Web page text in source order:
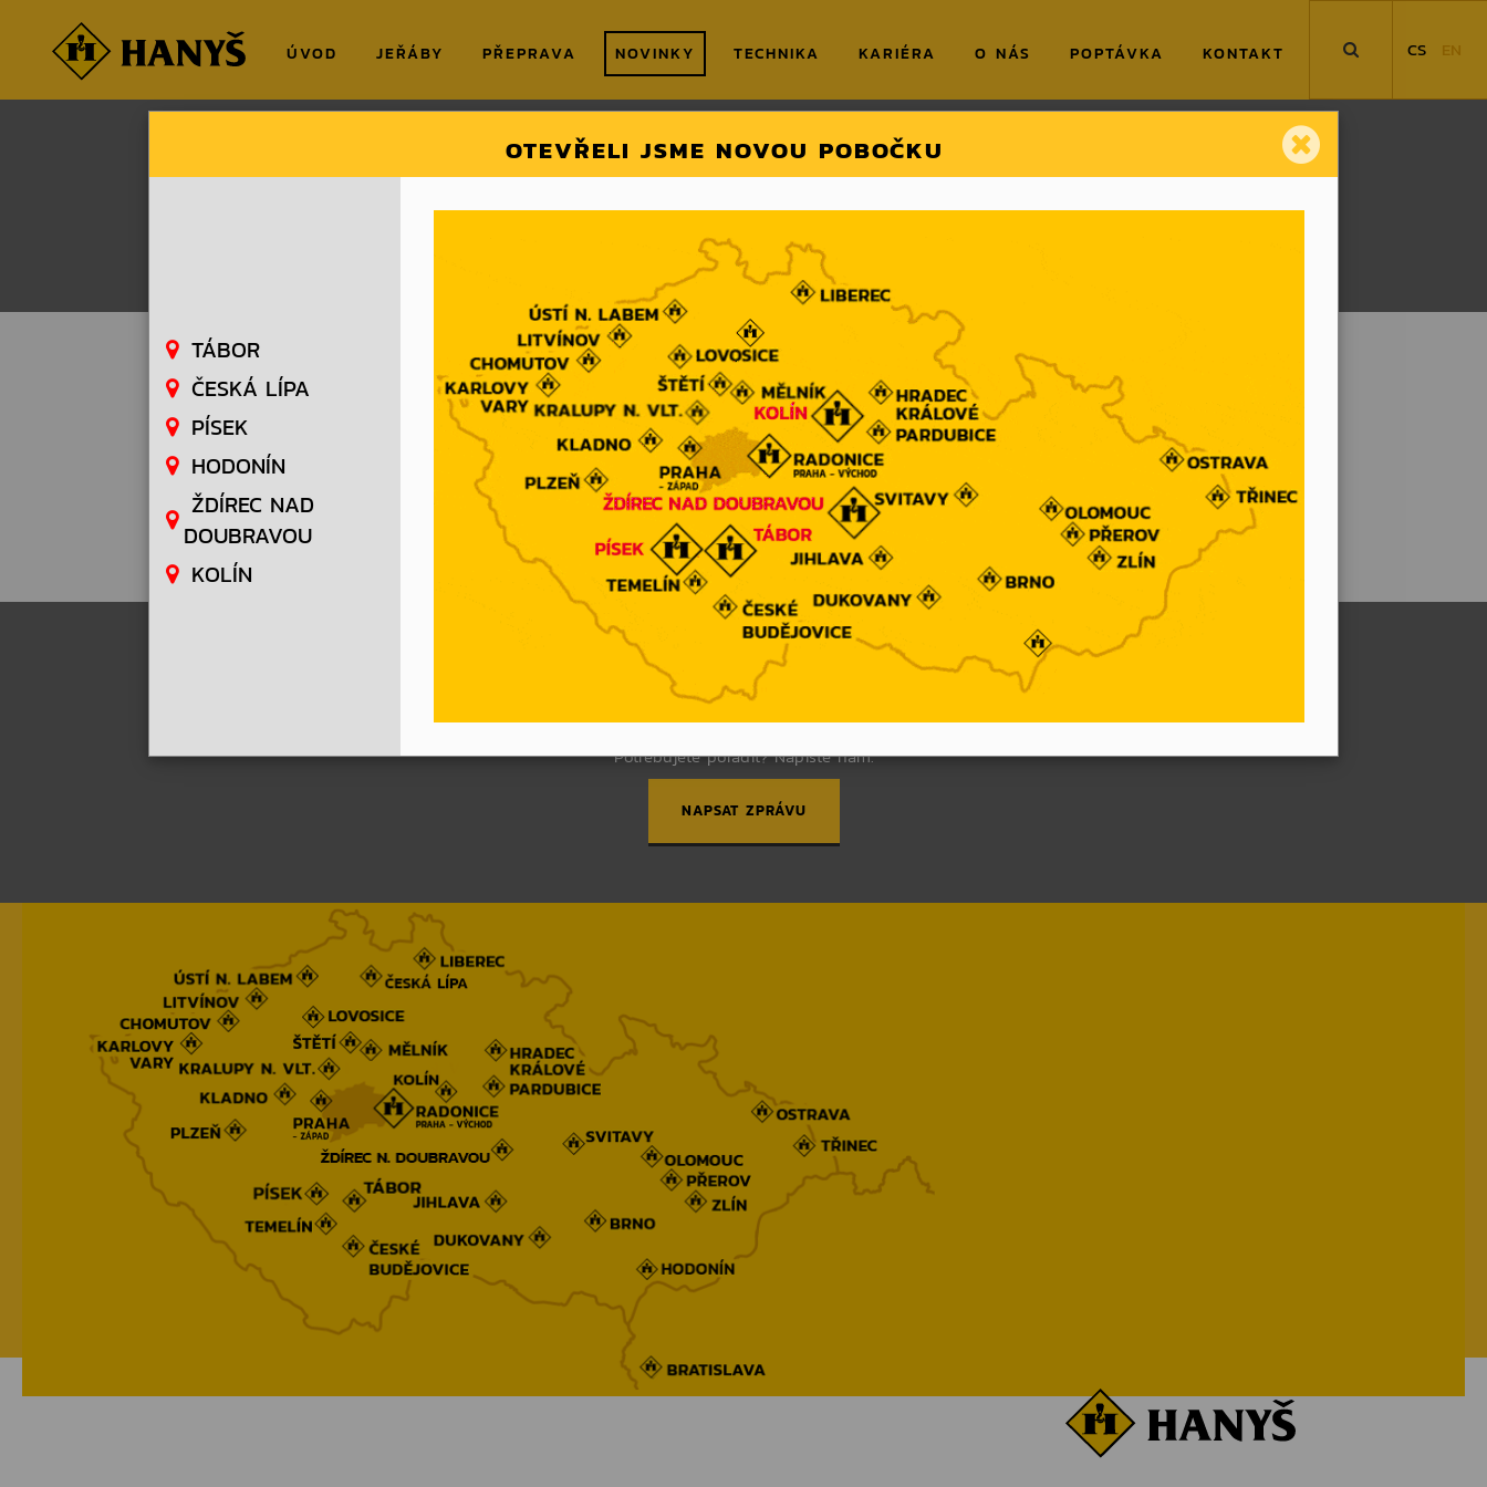
ÚVOD JEŘÁBY PŘEPRAVA NOVINKY TECHNIKA KARIÉRA O NÁS POPTÁVKA KONTAKT CS EN
Nová pobočka v Kolíně
Datum zveřejnění:26.06.2026
Odteď jsme našim zákazníkům blíže také v Kolíně! Nová kolínská pobočka
nabídne mobilní jeřáby, odborné poradenství a profesionální zajištění zakázek
včetně návazné koordinace dalších služeb společnosti Hanyš – Jeřábnické
práce. Díky ní dokážeme ještě rychleji a flexibilněji reagovat na požadavky
zákazníků v Kolíně a okolí.
Adresa : K Vinici 1304, 280 02 Kolín
E-mail
: kolin@hanys.cz
Telefon: +420 720 869 687
KONTAKTUJTE NÁS
Potřebujete poradit? Napište nám.
NAPSAT ZPRÁVU
OTEVŘELI JSME NOVOU POBOČKU
TÁBOR
ČESKÁ LÍPA
PÍSEK
HODONÍN
ŽDÍREC NAD
DOUBRAVOU
KOLÍN